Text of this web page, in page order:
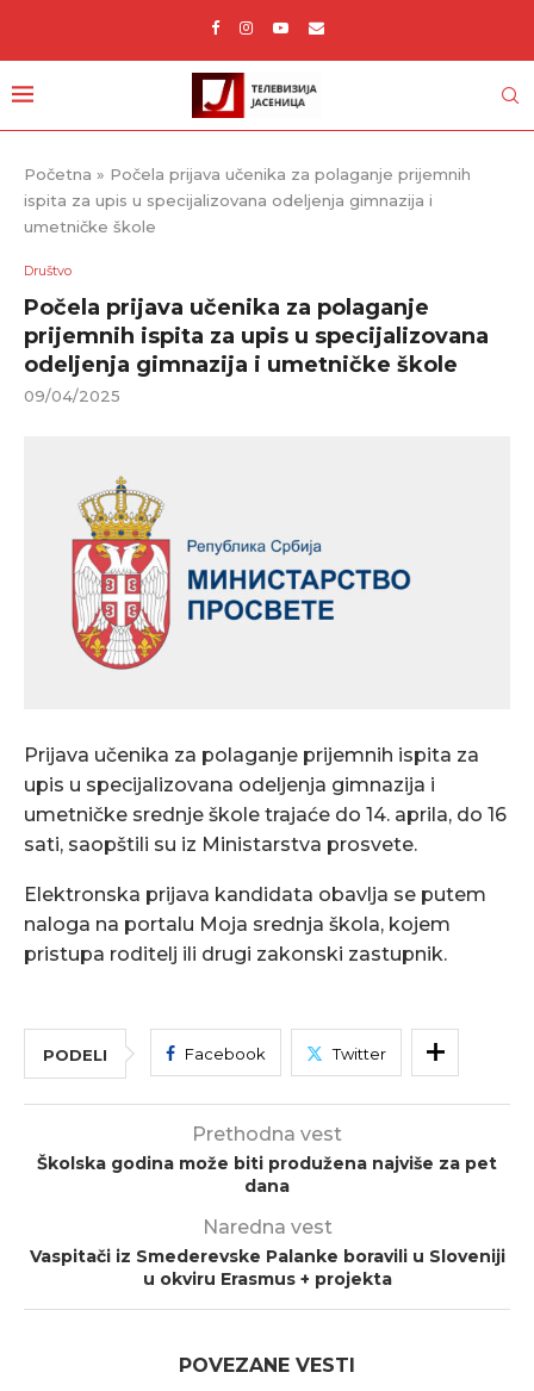
Početna » Počela prijava učenika za polaganje prijemnih
ispita za upis u specijalizovana odeljenja gimnazija i
umetničke škole
Društvo
Počela prijava učenika za polaganje
prijemnih ispita za upis u specijalizovana
odeljenja gimnazija i umetničke škole
09/04/2025
Prijava učenika za polaganje prijemnih ispita za
upis u specijalizovana odeljenja gimnazija i
umetničke srednje škole trajaće do 14. aprila, do 16
sati, saopštili su iz Ministarstva prosvete.
Elektronska prijava kandidata obavlja se putem
naloga na portalu Moja srednja škola, kojem
pristupa roditelj ili drugi zakonski zastupnik.
PODELI Facebook Twitter
Prethodna vest
Školska godina može biti produžena najviše za pet
dana
Naredna vest
Vaspitači iz Smederevske Palanke boravili u Sloveniji
u okviru Erasmus + projekta
POVEZANE VESTI